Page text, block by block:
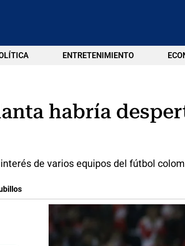
ENTRETENIMIENTO
habría
de varios equipos del fútbol